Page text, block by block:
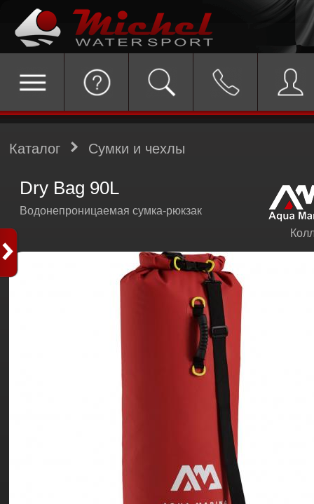
Каталог Сумки и чехлы
Dry Bag 90L
Водонепроницаемая сумка-рюкзак